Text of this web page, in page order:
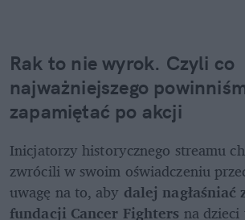
Rak to nie wyrok. Czyli co
najważniejszego
zapamiętać po akcji
Inicjatorzy historycznego streamu
zwrócili w swoim oświadczeniu
uwagę na to, aby dalej nagłaśniać
fundacji Cancer Fighters na dzieci